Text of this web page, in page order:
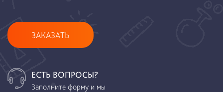
ЗАКАЗАТЬ
ЕСТЬ ВОПРОСЫ?
Заполните форму и мы